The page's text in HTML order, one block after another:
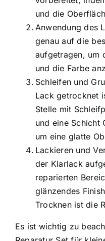
und die
Anwendung des
genau auf die
aufgetragen, um
und die Farbe
Schleifen und
Lack getrocknet
Stelle mit
und eine Schicht
um eine glatte
Lackieren und
der Klarlack
reparierten
glänzendes
Trocknen ist die
Es ist wichtig zu